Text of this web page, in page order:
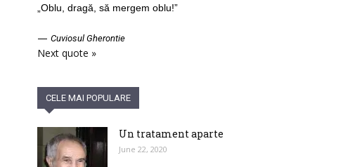
„Oblu, dragă, să mergem oblu!”
— Cuviosul Gherontie
Next quote »
CELE MAI POPULARE
Un tratament aparte
June 22, 2020